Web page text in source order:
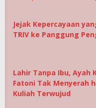
Jejak Kepercayaan
TRIV ke Panggung
Lahir Tanpa Ibu, Ayah
Fatoni Tak Menyerah
Kuliah Terwujud